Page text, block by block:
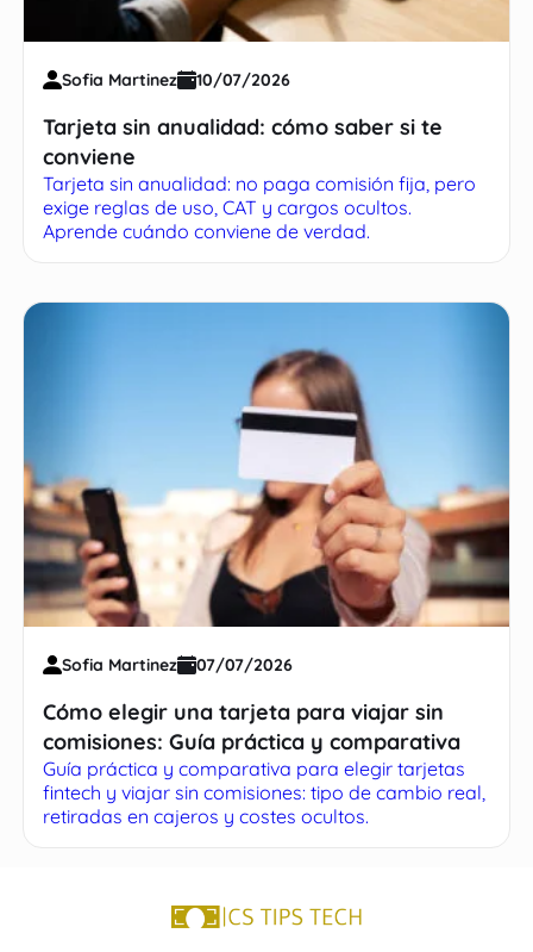
Sofia Martinez 10/07/2026
Tarjeta sin anualidad: cómo saber si te
conviene
Tarjeta sin anualidad: no paga comisión fija, pero
exige reglas de uso, CAT y cargos ocultos.
Aprende cuándo conviene de verdad.
Sofia Martinez 07/07/2026
Cómo elegir una tarjeta para viajar sin
comisiones: Guía práctica y comparativa
Guía práctica y comparativa para elegir tarjetas
fintech y viajar sin comisiones: tipo de cambio real,
retiradas en cajeros y costes ocultos.